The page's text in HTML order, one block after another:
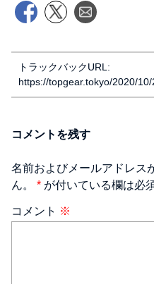
トラックバックURL:
https://topgear.tokyo/2020/
コメントを残す
名前およびメールアドレス
ん。 * が付いている欄は必
コメント ※